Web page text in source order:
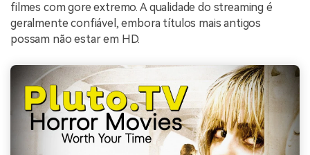
filmes com gore extremo. A qualidade do streaming é
geralmente confiável, embora títulos mais antigos
possam não estar em HD.